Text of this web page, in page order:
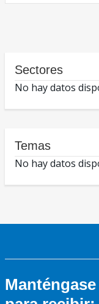
Sectores
No hay datos
Temas
No hay datos